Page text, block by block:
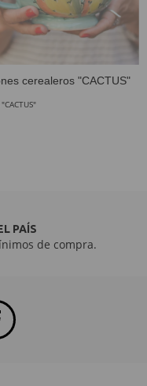
cerealeros "CACTUS"
PAÍS
de compra.